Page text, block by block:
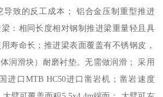
导致的反工成本； 铝合金压制重型推进
：相同长度相对钢制推进梁重量轻且具
寿命长；推进梁表面覆盖有不锈钢皮，
润滑块）耐磨衬垫。无需做润滑； 采用
进口MTB HC50进口凿岩机；凿岩速度